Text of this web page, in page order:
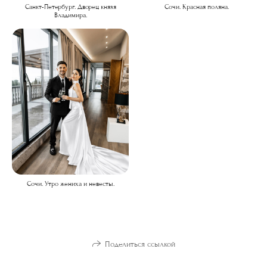
Санкт-Петербург. Дворец князя
Владимира.
Сочи. Красная поляна.
Сочи. Утро жениха и невесты.
Поделиться ссылкой